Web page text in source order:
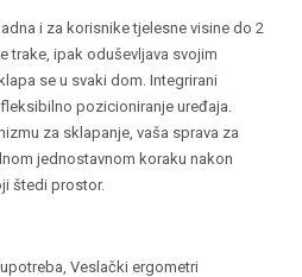
i za korisnike tjelesne visine do 2
trake, ipak oduševljava svojim
se u svaki dom. Integrirani
pozicioniranje uređaja.
za sklapanje, vaša sprava za
jednostavnom koraku nakon
štedi prostor.
Veslački ergometri